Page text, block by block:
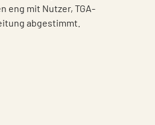
eng mit Nutzer, TGA-
abgestimmt.